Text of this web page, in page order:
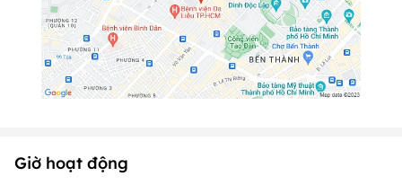
Giờ hoạt động